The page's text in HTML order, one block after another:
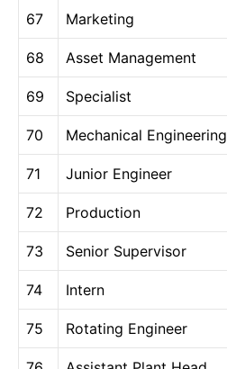
67 Marketing
68 Asset Management
69 Specialist
70 Mechanical Engineering
71 Junior Engineer
72 Production
73 Senior Supervisor
74 Intern
75 Rotating Engineer